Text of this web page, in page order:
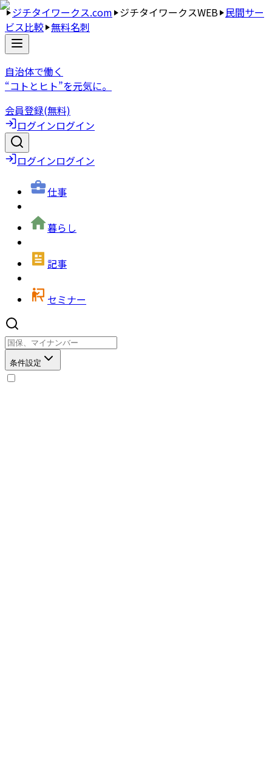
ジチタイワークス.com ジチタイワークスWEB 民間サー
ビス比較 無料名刺
自治体で働く
“コトとヒト”を元気に。
会員登録(無料)
ログインログイン
ログインログイン
仕事
暮らし
記事
セミナー
条件設定